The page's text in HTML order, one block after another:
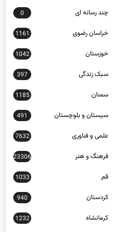
چند رسانه ای 0
خراسان رضوی 1161
خوزستان 1042
سبک زندگی 397
سمنان 1185
سیستان و بلوچستان 491
علمی و فناوری 7632
فرهنگ و هنر 23306
قم 1033
کردستان 940
کرمانشاه 1232